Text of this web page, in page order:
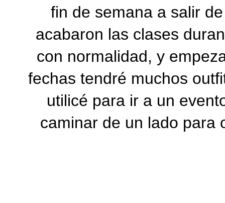
fin de semana a salir
acabaron las clases
con normalidad, y
fechas tendré muchos
utilicé para ir a un
caminar de un lado para